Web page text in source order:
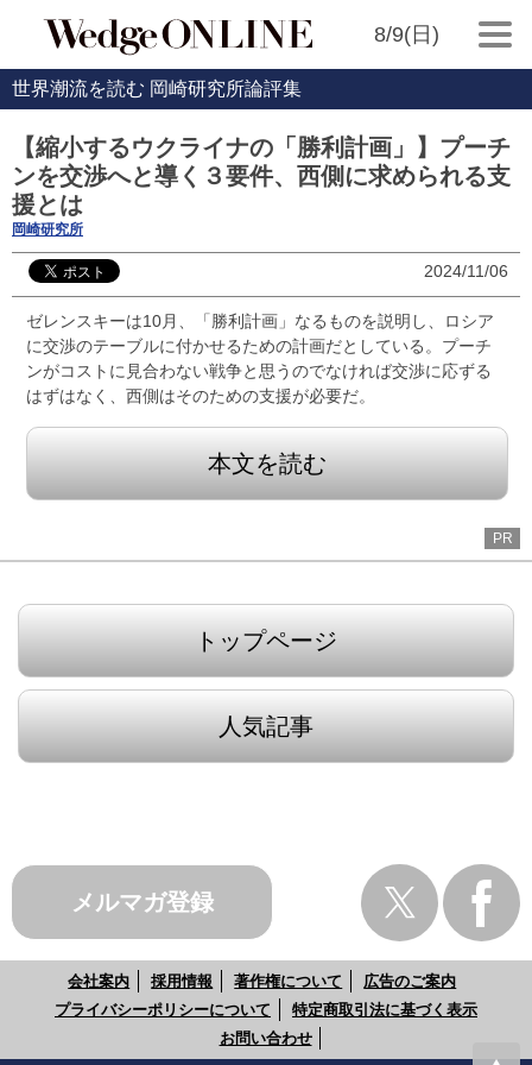
8/9(日)
世界潮流を読む 岡崎研究所論評集
【縮小するウクライナの「勝利計画」】プーチ
ンを交渉へと導く３要件、西側に求められる支
援とは
岡崎研究所
2024/11/06
ゼレンスキーは10月、「勝利計画」なるものを説明し、ロシア
に交渉のテーブルに付かせるための計画だとしている。プーチ
ンがコストに見合わない戦争と思うのでなければ交渉に応ずる
はずはなく、西側はそのための支援が必要だ。
本文を読む
PR
トップページ
人気記事
メルマガ登録
会社案内 採用情報 著作権について
広告のご案内
プライバシーポリシーについて
特定商取引法に基づく表示
お問い合わせ